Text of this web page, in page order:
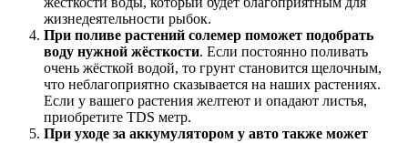
жизнедеятельности рыбок.
При поливе растений солемер поможет подобрать
воду нужной жёсткости. Если постоянно поливать
очень жёсткой водой, то грунт становится щелочным,
что неблагоприятно сказывается на наших растениях.
Если у вашего растения желтеют и опадают листья,
приобретите TDS метр.
При уходе за аккумулятором у авто также может